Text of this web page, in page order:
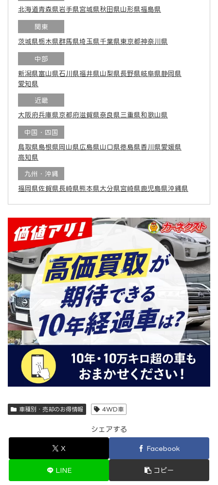
北海道青森県岩手県宮城県秋田県山形県福島県
関東
茨城県栃木県群馬県埼玉県千葉県東京都神奈川県
中部
新潟県富山県石川県福井県山梨県長野県岐阜県静岡県
愛知県
近畿
大阪府兵庫県京都府滋賀県奈良県 三重県和歌山県
中国・四国
鳥取県島根県 岡山県広島県山口県徳島県香川県愛媛県
高知県
九州・沖縄
福岡県佐賀県長崎県熊本県大分県宮崎県鹿児島県沖縄県
車種別・売却のお得情報 4WD車
シェアする
X Facebook
LINE コピー